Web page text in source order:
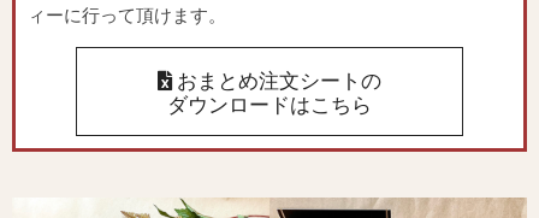
ィーに行って頂けます。
おまとめ注文シートの
ダウンロードはこちら